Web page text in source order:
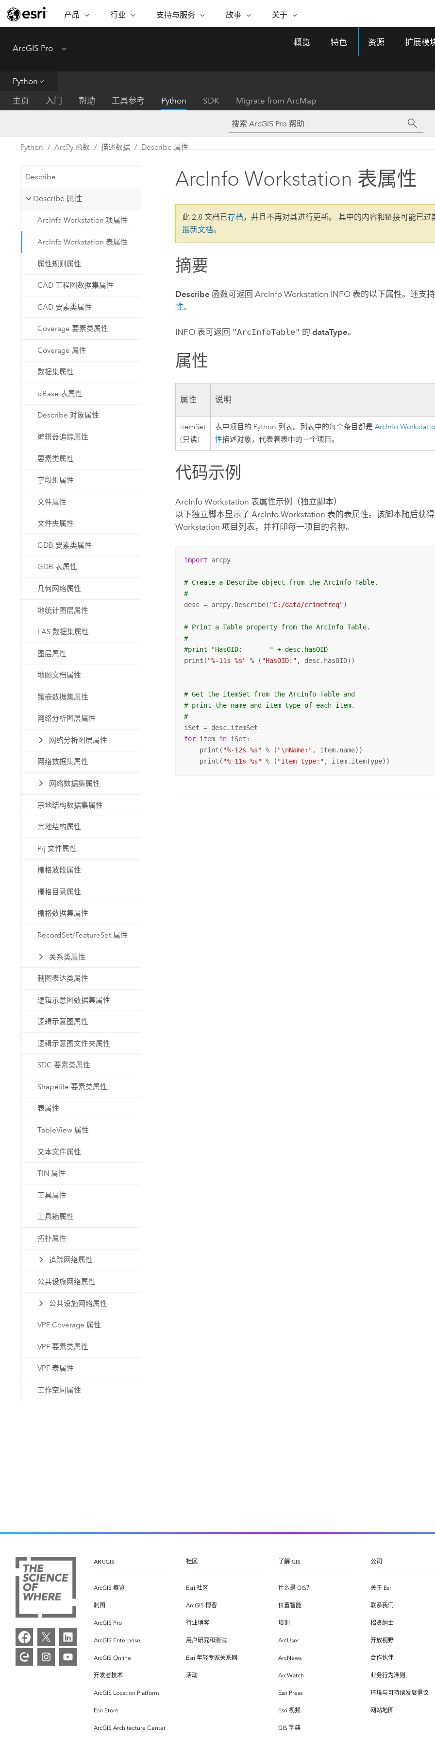
产品
ARCGIS
完整的 SaaS 制图平台
ArcGIS Enterprise
构建制图和空间分析应用程序
功能
将位置引入分析
集成、编辑和共享空间数据
Esri 产品、合作伙伴产品和开发
行业
行业
保护
能源公用事业
自然资源
州和地方政府
电信
交通运输
专题倡议
基础设施管理
者了解基础设施工程与周围环境的关系。
探索基础设施管理
支持与服务
支持与服务 自助服务
文档
My Esri
故事
ESRI 故事
现实世界的全球 GIS 创新
客
行业新闻和 ArcGIS 更新
所有故事
关于
关于 ESRI
合作伙伴
招贤纳士
联系我们
ArcGIS Pro Menu
概览 特色 资源 扩展模
Python
主页
入门 帮助 工具参考 Python SDK Migrate from ArcMap
Python ArcPy 函数 描述数据 Describe 属性
Describe
Describe 属性
ArcInfo Workstation 项属性
ArcInfo Workstation 表属性
属性规则属性
CAD 工程图数据集属性
CAD 要素类属性
Coverage 要素类属性
Coverage 属性
数据集属性
dBase 表属性
Describe 对象属性
编辑器追踪属性
要素类属性
字段组属性
文件属性
文件夹属性
GDB 要素类属性
GDB 表属性
几何网络属性
地统计图层属性
LAS 数据集属性
图层属性
地图文档属性
镶嵌数据集属性
网络分析图层属性
网络分析图层属性
网络数据集属性
网络数据集属性
宗地结构数据集属性
宗地结构属性
Prj 文件属性
栅格波段属性
栅格目录属性
栅格数据集属性
RecordSet/FeatureSet 属性
关系类属性
制图表达类属性
逻辑示意图数据集属性
逻辑示意图属性
逻辑示意图文件夹属性
SDC 要素类属性
Shapefile 要素类属性
表属性
TableView 属性
文本文件属性
TIN 属性
工具属性
工具箱属性
拓扑属性
追踪网络属性
公共设施网络属性
公共设施网络属性
VPF Coverage 属性
VPF 要素类属性
VPF 表属性
工作空间属性
ArcInfo Workstation 表属性
此 2.8 文档已存档，并且不再对其进行更新。 其中的内容和链接可能已
最新文档。
摘要
Describe 函数可返回ArcInfo Workstation INFO 表的以下属性。还支持
性。
INFO 表可返回 "ArcInfoTable" 的dataType。
属性
属性 说明
itemSet
(只读)
表中项目的 Python 列表。列表中的每个条目都是ArcInfo
性描述对象，代表着表中的一个项目。
代码示例
ArcInfo Workstation 表属性示例（独立脚本）
以下独立脚本显示了ArcInfo Workstation 表的表属性。该脚本随后获
Workstation 项目列表，并打印每一项目的名称。
import arcpy
# Create a Describe object from the ArcInfo Table.
#
desc = arcpy.Describe( "C:/data/crimefreq")
# Print a Table property from the ArcInfo Table.
#
#print "HasOID:       " + desc.hasOID
print( "%-11s %s" % ( "HasOID:" , desc.hasOID))
# Get the itemSet from the ArcInfo Table and
# print the name and item type of each item.
#
for item in iSet:
    print(
"%-12s %s" % ( "\nName:" , item.name))
    print(
"%-11s %s" % ( "Item type:" , item.itemType))
ARCGIS
ArcGIS 概览
制图
ArcGIS Pro
ArcGIS Enterprise
ArcGIS Online
开发者技术
ArcGIS Location Platform
Esri Store
ArcGIS Architecture Center
社区
Esri 社区
ArcGIS 博客
行业博客
用户研究和测试
Esri 年轻专家关系网
活动
了解 GIS
什么是 GIS？
位置智能
培训
ArcUser
ArcNews
ArcWatch
Esri Press
Esri 视频
GIS 字典
公司
关于 Esri
联系我们
招贤纳士
开放视野
合作伙伴
业务行为准则
环境与可持续发展倡议
网站地图